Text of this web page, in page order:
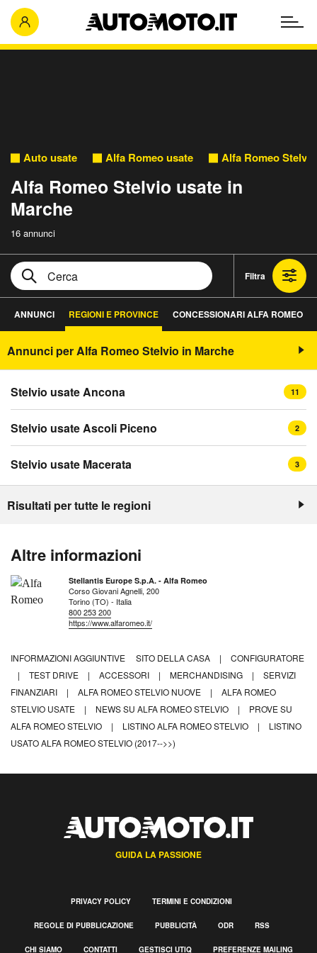
Auto usate Alfa Romeo usate Alfa Romeo
Alfa Romeo Stelvio usate in
Marche
16 annunci
Filtra
ANNUNCI REGIONI E PROVINCE CONCESSIONARI ALFA ROMEO
Annunci per Alfa Romeo Stelvio in Marche
Stelvio usate Ancona 11
Stelvio usate Ascoli Piceno 2
Stelvio usate Macerata 3
Risultati per tutte le regioni
Altre informazioni
Stellantis Europe S.p.A. - Alfa Romeo
Corso Giovani Agnelli, 200
Torino (TO) - Italia
800 253 200
https://www.alfaromeo.it/
INFORMAZIONI AGGIUNTIVE SITO DELLA CASA |
CONFIGURATORE
|
TEST DRIVE | ACCESSORI | MERCHANDISING |
SERVIZI
FINANZIARI
| ALFA ROMEO STELVIO NUOVE |
ALFA ROMEO
STELVIO USATE
| NEWS SU ALFA ROMEO STELVIO |
PROVE SU
ALFA ROMEO STELVIO
| LISTINO ALFA ROMEO STELVIO |
LISTINO
USATO ALFA ROMEO STELVIO (2017-->>)
GUIDA LA PASSIONE
PRIVACY POLICY TERMINI E CONDIZIONI
REGOLE DI PUBBLICAZIONE PUBBLICITÀ ODR RSS
CHI SIAMO CONTATTI GESTISCI UTIQ PREFERENZE MAILING